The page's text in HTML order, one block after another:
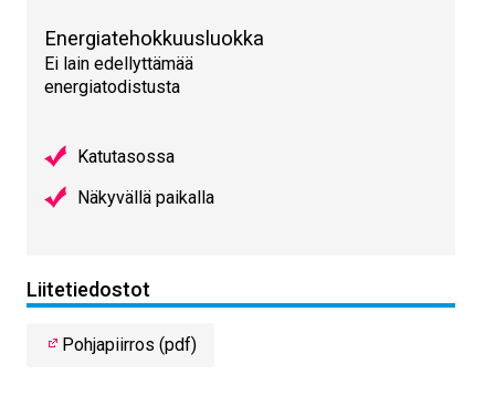
Energiatehokkuusluokka
Ei lain edellyttämää
energiatodistusta
Katutasossa
Näkyvällä paikalla
Liitetiedostot
Pohjapiirros (pdf)